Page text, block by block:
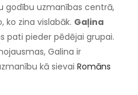
godību uzmanības centrā,
ko zina vislabāk. Gaļina
pati pieder pēdējai grupai.
Galina ir
kā sievai Romāns